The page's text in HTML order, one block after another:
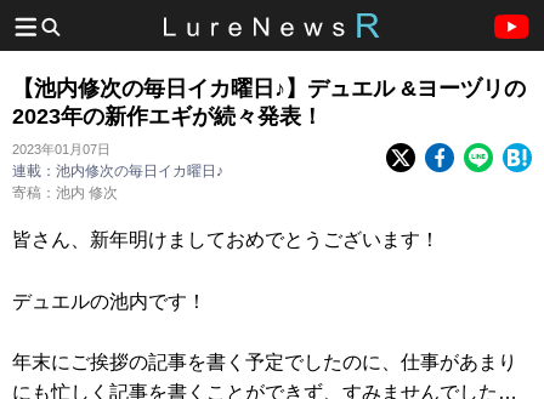
【池内修次の毎日イカ曜日♪】デュエル &ヨーヅリの
2023年の新作エギが続々発表！
2023年01月07日
連載：池内修次の毎日イカ曜日♪
寄稿：池内 修次
皆さん、新年明けましておめでとうございます！
デュエルの池内です！
年末にご挨拶の記事を書く予定でしたのに、仕事があまり
にも忙しく記事を書くことができず、すみませんでした…